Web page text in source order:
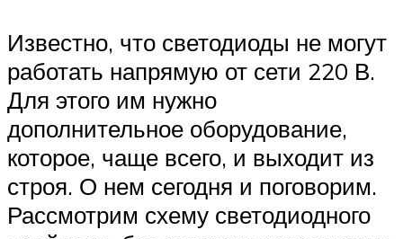
Известно, что светодиоды не могут
работать напрямую от сети 220 В.
Для этого им нужно
дополнительное оборудование,
которое, чаще всего, и выходит из
строя. О нем сегодня и поговорим.
Рассмотрим схему светодиодного